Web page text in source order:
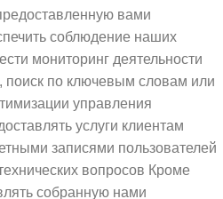
вами
соблюдение наших
мониторинг деятельности
поиск по ключевым словам или
управления
услуги клиентам
записями пользователей
вопросов Кроме
собранную нами